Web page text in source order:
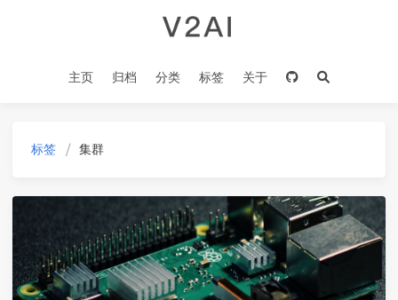
主页 归档 分类 标签 关于
标签 集群